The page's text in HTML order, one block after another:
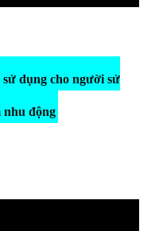
dụng cho người sử
nhu động